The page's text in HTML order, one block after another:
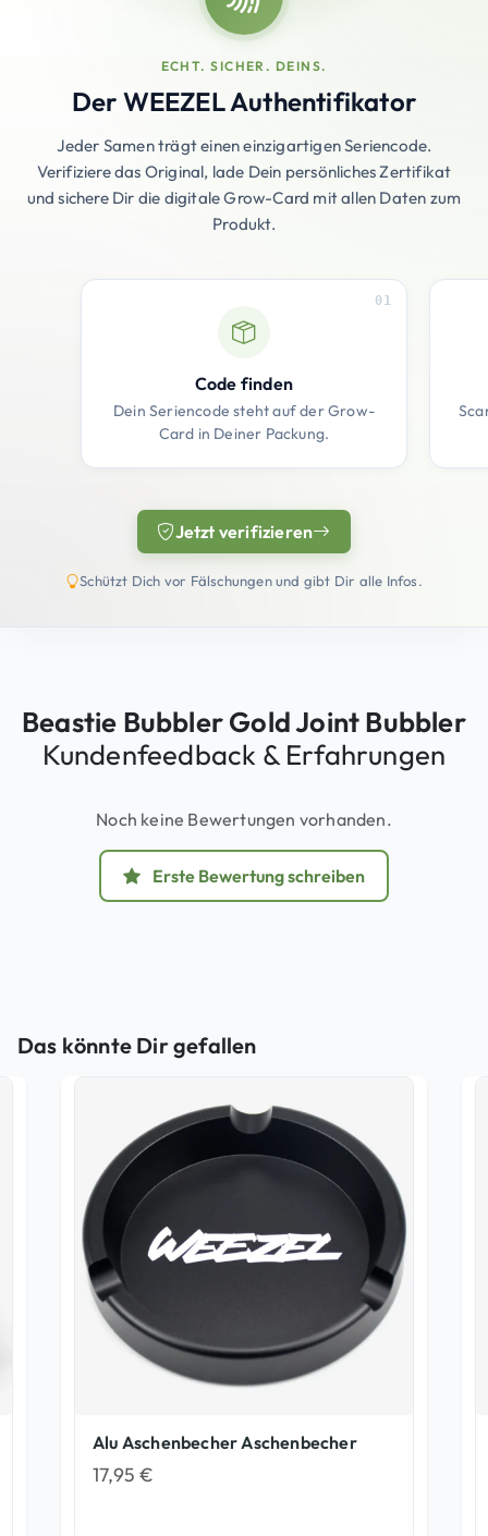
ECHT. SICHER. DEINS.
Der WEEZEL Authentifikator
Jeder Samen trägt einen einzigartigen Seriencode.
Verifiziere das Original, lade Dein persönliches Zertifikat
und sichere Dir die digitale Grow-Card mit allen Daten zum
Produkt.
01
Code finden
Dein Seriencode steht auf der Grow-
Card in Deiner Packung.
Jetzt verifizieren
(öffnet in neuem Tab)
Schützt Dich vor Fälschungen und gibt Dir alle Infos.
Beastie Bubbler Gold Joint Bubbler
Kundenfeedback & Erfahrungen
Noch keine Bewertungen vorhanden.
Erste Bewertung schreiben
Das könnte Dir gefallen
Alu Aschenbecher Aschenbecher
17,95€